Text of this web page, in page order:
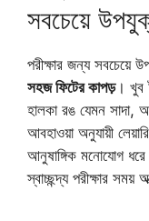
সবচেয়ে
পরীক্ষার জন্য সবচেয়ে
সহজ ফিটের কাপড়। খুব
হালকা রঙ যেমন সাদা,
আবহাওয়া অনুযায়ী
আনুষাঙ্গিক মনোযোগ ধরে
স্বাচ্ছন্দ্য পরীক্ষার